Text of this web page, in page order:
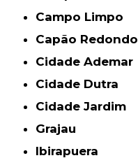
Campo Limpo
Capão Redondo
Cidade Ademar
Cidade Dutra
Cidade Jardim
Grajau
Ibirapuera